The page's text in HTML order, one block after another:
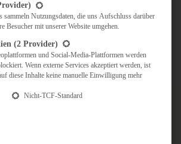
sammeln Nutzungsdaten, die uns Aufschluss darüber
Besucher mit unserer Website umgehen.
(2 Provider)
und Social-Media-Plattformen werden
Wenn externe Services akzeptiert werden, ist
diese Inhalte keine manuelle Einwilligung mehr
Nicht-TCF-Standard